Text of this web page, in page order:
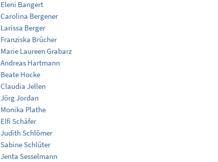
Eleni Bangert
Carolina Bergener
Larissa Berger
Franziska Brücher
Marie Laureen Grabarz
Andreas Hartmann
Beate Hocke
Claudia Jellen
Jörg Jordan
Monika Plathe
Elfi Schäfer
Judith Schlömer
Sabine Schlüter
Jenta Sesselmann